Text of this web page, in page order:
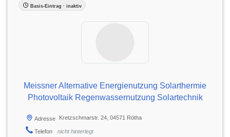
Basis-Eintrag · inaktiv
Meissner Alternative Energienutzung Solarthermie
Photovoltaik Regenwassernutzung Solartechnik
Adresse Kretzschmarstr. 24, 04571 Rötha
Telefon
nicht hinterlegt